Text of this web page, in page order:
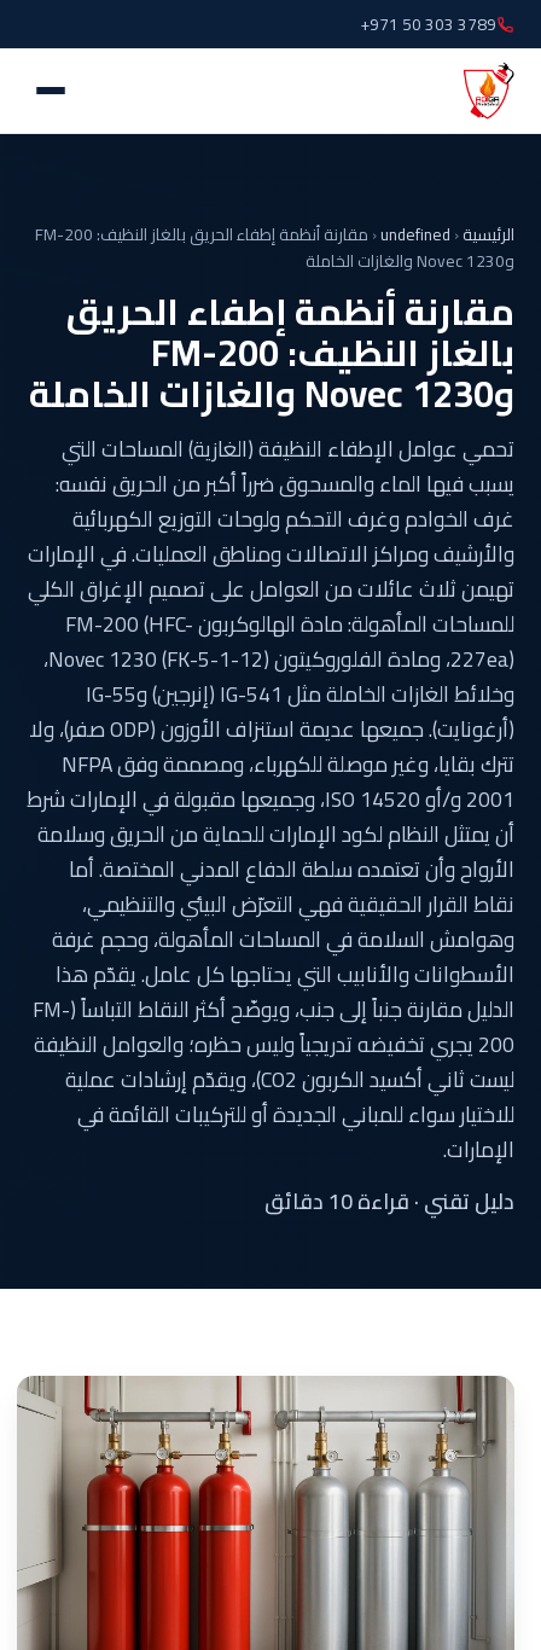
+971 50 303 3789
الرئيسية‹
undefined
‹
مقارنة أنظمة إطفاء الحريق بالغاز النظيف: FM-200
وNovec 1230 والغازات الخاملة
مقارنة أنظمة إطفاء الحريق
بالغاز النظيف: FM-200
وNovec 1230 والغازات الخاملة
تحمي عوامل الإطفاء النظيفة (الغازية) المساحات التي
يسبب فيها الماء والمسحوق ضرراً أكبر من الحريق نفسه:
غرف الخوادم وغرف التحكم ولوحات التوزيع الكهربائية
والأرشيف ومراكز الاتصالات ومناطق العمليات. في الإمارات
تهيمن ثلاث عائلات من العوامل على تصميم الإغراق الكلي
للمساحات المأهولة: مادة الهالوكربون FM-200 (HFC-
227ea)، ومادة الفلوروكيتون Novec 1230 (FK-5-1-12)،
وخلائط الغازات الخاملة مثل IG-541 (إنرجين) وIG-55
(أرغونايت). جميعها عديمة استنزاف الأوزون (ODP صفر)، ولا
تترك بقايا، وغير موصلة للكهرباء، ومصممة وفق NFPA
2001 و/أو ISO 14520، وجميعها مقبولة في الإمارات شرط
أن يمتثل النظام لكود الإمارات للحماية من الحريق وسلامة
الأرواح وأن تعتمده سلطة الدفاع المدني المختصة. أما
نقاط القرار الحقيقية فهي التعرّض البيئي والتنظيمي،
وهوامش السلامة في المساحات المأهولة، وحجم غرفة
الأسطوانات والأنابيب التي يحتاجها كل عامل. يقدّم هذا
الدليل مقارنة جنباً إلى جنب، ويوضّح أكثر النقاط التباساً (FM-
200 يجري تخفيضه تدريجياً وليس حظره؛ والعوامل النظيفة
ليست ثاني أكسيد الكربون CO2)، ويقدّم إرشادات عملية
للاختيار سواء للمباني الجديدة أو للتركيبات القائمة في
الإمارات.
دليل تقني · قراءة 10 دقائق